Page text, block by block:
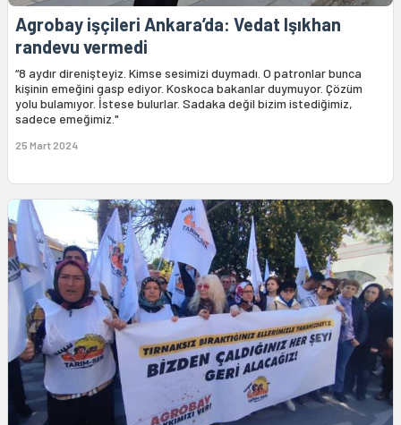
Agrobay işçileri Ankara’da: Vedat Işıkhan
randevu vermedi
“8 aydır direnişteyiz. Kimse sesimizi duymadı. O patronlar bunca
kişinin emeğini gasp ediyor. Koskoca bakanlar duymuyor. Çözüm
yolu bulamıyor. İstese bulurlar. Sadaka değil bizim istediğimiz,
sadece emeğimiz."
25 Mart 2024